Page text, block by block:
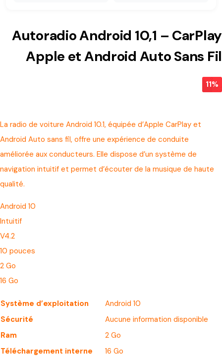
Autoradio Android 10,1 – CarPlay
Apple et Android Auto Sans Fil
11%
La radio de voiture Android 10.1, équipée d’Apple CarPlay et
Android Auto sans fil, offre une expérience de conduite
améliorée aux conducteurs. Elle dispose d’un système de
navigation intuitif et permet d’écouter de la musique de haute
qualité.
Android 10
Intuitif
V4.2
10 pouces
2 Go
16 Go
Système d’exploitation
Android 10
Sécurité
Aucune information disponible
Ram
2 Go
Téléchargement interne
16 Go